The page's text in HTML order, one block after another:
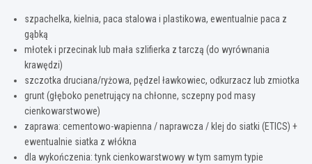
szpachelka, kielnia, paca stalowa i plastikowa, ewentualnie paca z
gąbką
młotek i przecinak lub mała szlifierka z tarczą (do wyrównania
krawędzi)
szczotka druciana/ryżowa, pędzel ławkowiec, odkurzacz lub zmiotka
grunt (głęboko penetrujący na chłonne, sczepny pod masy
cienkowarstwowe)
zaprawa: cementowo-wapienna / naprawcza / klej do siatki (ETICS) +
ewentualnie siatka z włókna
dla wykończenia: tynk cienkowarstwowy w tym samym typie